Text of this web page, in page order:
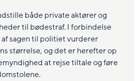
både private aktører og
til bødestraf. I forbindelse
sagen til politiet vurderer
størrelse, og det er herefter op
at rejse tiltale og føre